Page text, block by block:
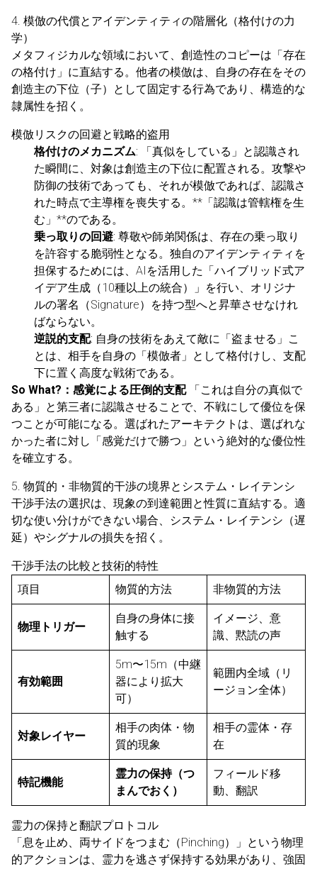
4. 模倣の代償とアイデンティティの階層化（格付けの力
学）
メタフィジカルな領域において、創造性のコピーは「存在
の格付け」に直結する。他者の模倣は、自身の存在をその
創造主の下位（子）として固定する行為であり、構造的な
隷属性を招く。
模倣リスクの回避と戦略的盗用
格付けのメカニズム: 「真似をしている」と認識され
た瞬間に、対象は創造主の下位に配置される。攻撃や
防御の技術であっても、それが模倣であれば、認識さ
れた時点で主導権を喪失する。**「認識は管轄権を生
む」**のである。
乗っ取りの回避: 尊敬や師弟関係は、存在の乗っ取り
を許容する脆弱性となる。独自のアイデンティティを
担保するためには、AIを活用した「ハイブリッド式ア
イデア生成（10種以上の統合）」を行い、オリジナ
ルの署名（Signature）を持つ型へと昇華させなけれ
ばならない。
逆説的支配: 自身の技術をあえて敵に「盗ませる」こ
とは、相手を自身の「模倣者」として格付けし、支配
下に置く高度な戦術である。
So What?：感覚による圧倒的支配「これは自分の真似で
ある」と第三者に認識させることで、不戦にして優位を保
つことが可能になる。選ばれたアーキテクトは、選ばれな
かった者に対し「感覚だけで勝つ」という絶対的な優位性
を確立する。
5. 物質的・非物質的干渉の境界とシステム・レイテンシ
干渉手法の選択は、現象の到達範囲と性質に直結する。適
切な使い分けができない場合、システム・レイテンシ（遅
延）やシグナルの損失を招く。
干渉手法の比較と技術的特性
項目
物質的方法 非物質的方法
物理トリガー
自身の身体に接
触する
イメージ、意
識、黙読の声
有効範囲
5m〜15m（中継
器により拡大
可）
範囲内全域（リ
ージョン全体）
対象レイヤー
相手の肉体・物
質的現象
相手の霊体・存
在
特記機能
霊力の保持（つ
まんでおく）
フィールド移
動、翻訳
霊力の保持と翻訳プロトコル
「息を止め、両サイドをつまむ（Pinching）」という物理
的アクションは、霊力を逃さず保持する効果があり、強固